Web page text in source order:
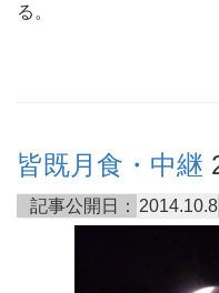
る。
皆既月食・中継
記事公開日： 2014.10.8